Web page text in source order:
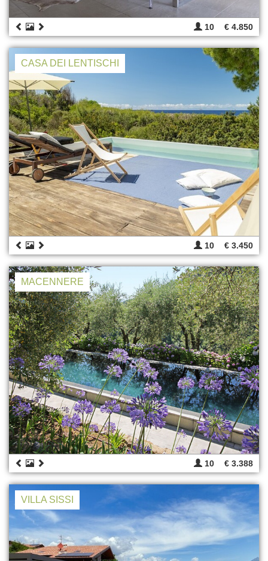
10 € 4.850
CASA DEI LENTISCHI
10 € 3.450
MACENNERE
10 € 3.388
VILLA SISSI